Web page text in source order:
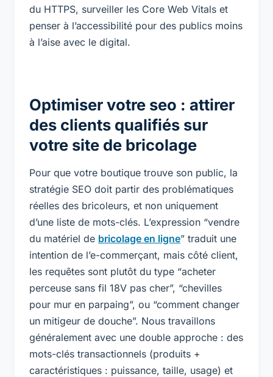
du HTTPS, surveiller les Core Web Vitals et
penser à l’accessibilité pour des publics moins
à l’aise avec le digital.
Optimiser votre seo : attirer
des clients qualifiés sur
votre site de bricolage
Pour que votre boutique trouve son public, la
stratégie SEO doit partir des problématiques
réelles des bricoleurs, et non uniquement
d’une liste de mots-clés. L’expression “vendre
du matériel de bricolage en ligne” traduit une
intention de l’e-commerçant, mais côté client,
les requêtes sont plutôt du type “acheter
perceuse sans fil 18V pas cher”, “chevilles
pour mur en parpaing”, ou “comment changer
un mitigeur de douche”. Nous travaillons
généralement avec une double approche : des
mots-clés transactionnels (produits +
caractéristiques : puissance, taille, usage) et